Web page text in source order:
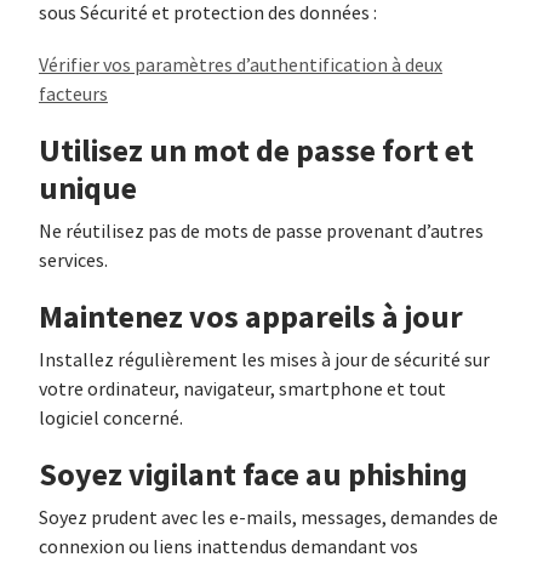
sous Sécurité et protection des données :
Vérifier vos paramètres d’authentification à deux
facteurs
Utilisez un mot de passe fort et
unique
Ne réutilisez pas de mots de passe provenant d’autres
services.
Maintenez vos appareils à jour
Installez régulièrement les mises à jour de sécurité sur
votre ordinateur, navigateur, smartphone et tout
logiciel concerné.
Soyez vigilant face au phishing
Soyez prudent avec les e-mails, messages, demandes de
connexion ou liens inattendus demandant vos